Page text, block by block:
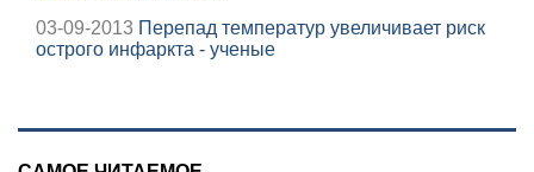
03-09-2013 Перепад температур увеличивает риск
острого инфаркта - ученые